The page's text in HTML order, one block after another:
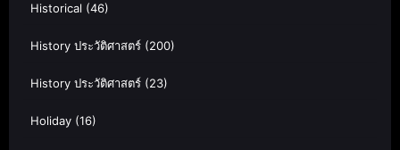
Historical (46)
History ประวัติศาสตร์ (200)
History ประวัติศาสตร์ (23)
Holiday (16)